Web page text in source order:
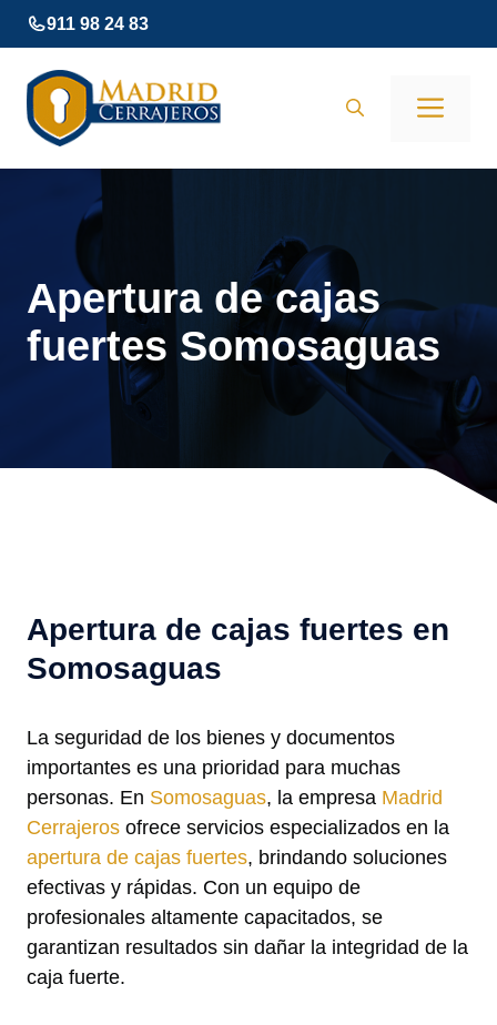
Saltar
al
contenido
911 98 24 83
Apertura de cajas
fuertes Somosaguas
Apertura de cajas fuertes en
Somosaguas
La seguridad de los bienes y documentos
importantes es una prioridad para muchas
personas. En Somosaguas, la empresa Madrid
Cerrajeros ofrece servicios especializados en la
apertura de cajas fuertes, brindando soluciones
efectivas y rápidas. Con un equipo de
profesionales altamente capacitados, se
garantizan resultados sin dañar la integridad de la
caja fuerte.